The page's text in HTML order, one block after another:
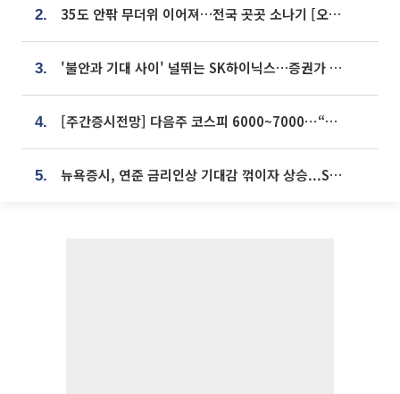
2. 35도 안팎 무더위 이어져…전국 곳곳 소나기 [오늘 날씨]
3. '불안과 기대 사이' 널뛰는 SK하이닉스…증권가 "HBM4·LTA 기반 펀터멘털 견고"
4. [주간증시전망] 다음주 코스피 6000~7000⋯“外人 수급은 정책이 변수”
5. 뉴욕증시, 연준 금리인상 기대감 꺾이자 상승...S&P500 사상 최고치 [종합]